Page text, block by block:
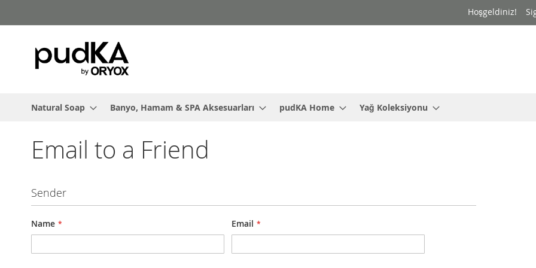
to
Hoşgeldiniz!
Natural Soap Banyo, Hamam & SPA Aksesuarları pudKA Home Yağ Koleksiyonu
Email to a Friend
Sender
Name Email